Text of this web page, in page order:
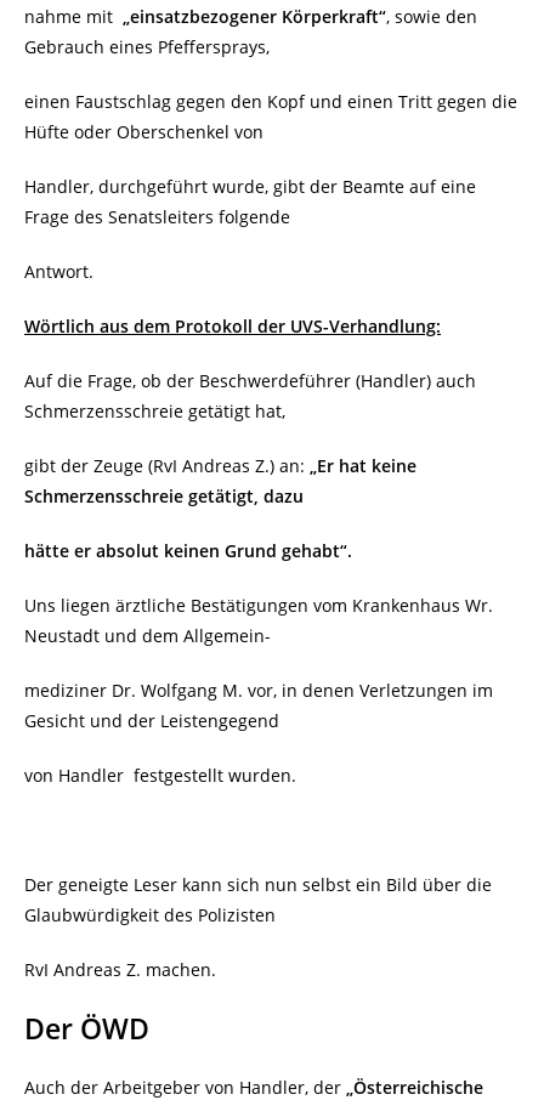
nahme mit „einsatzbezogener Körperkraft“, sowie den
Gebrauch eines Pfeffersprays,
einen Faustschlag gegen den Kopf und einen Tritt gegen die
Hüfte oder Oberschenkel von
Handler, durchgeführt wurde, gibt der Beamte auf eine
Frage des Senatsleiters folgende
Antwort.
Wörtlich aus dem Protokoll der UVS-Verhandlung:
Auf die Frage, ob der Beschwerdeführer (Handler) auch
Schmerzensschreie getätigt hat,
gibt der Zeuge (RvI Andreas Z.) an: „Er hat keine
Schmerzensschreie getätigt, dazu
hätte er absolut keinen Grund gehabt“.
Uns liegen ärztliche Bestätigungen vom Krankenhaus Wr.
Neustadt und dem Allgemein-
mediziner Dr. Wolfgang M. vor, in denen Verletzungen im
Gesicht und der Leistengegend
von Handler festgestellt wurden.
Der geneigte Leser kann sich nun selbst ein Bild über die
Glaubwürdigkeit des Polizisten
RvI Andreas Z. machen.
Der ÖWD
Auch der Arbeitgeber von Handler, der „Österreichische